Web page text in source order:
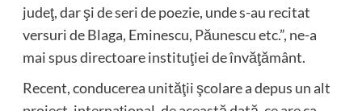
judeţ, dar şi de seri de poezie, unde s-au recitat
versuri de Blaga, Eminescu, Păunescu etc.”, ne-a
mai spus directoare instituţiei de învăţământ.
Recent, conducerea unităţii şcolare a depus un alt